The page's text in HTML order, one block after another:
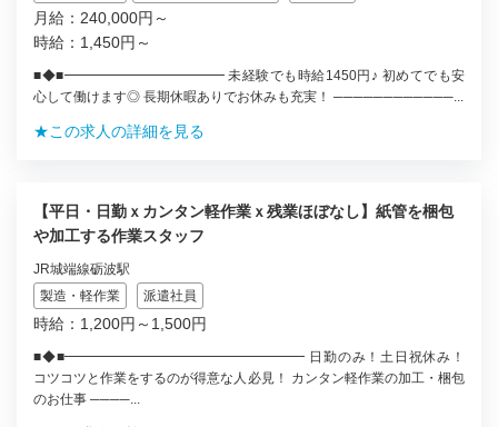
月給：240,000円～
時給：1,450円～
■◆■━━━━━━━━━━━━ 未経験でも時給1450円♪ 初めてでも安
心して働けます◎ 長期休暇ありでお休みも充実！ ────────────...
★この求人の詳細を見る
【平日・日勤ｘカンタン軽作業ｘ残業ほぼなし】紙管を梱包
や加工する作業スタッフ
JR城端線砺波駅
製造・軽作業
派遣社員
時給：1,200円～1,500円
■◆■━━━━━━━━━━━━━━━━━━ 日勤のみ！土日祝休み！
コツコツと作業をするのが得意な人必見！ カンタン軽作業の加工・梱包
のお仕事 ────...